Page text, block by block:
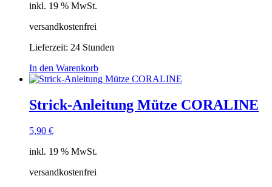
inkl. 19 % MwSt.
versandkostenfrei
Lieferzeit: 24 Stunden
In den Warenkorb
Strick-Anleitung Mütze CORALINE
5,90 €
inkl. 19 % MwSt.
versandkostenfrei